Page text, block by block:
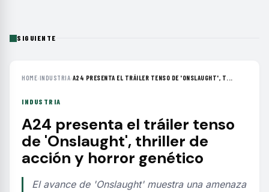
SIGUIENTE
HOME›INDUSTRIA›A24 PRESENTA EL TRÁILER TENSO DE 'ONSLAUGHT', T...
INDUSTRIA
A24 presenta el tráiler tenso
de 'Onslaught', thriller de
acción y horror genético
El avance de 'Onslaught' muestra una amenaza